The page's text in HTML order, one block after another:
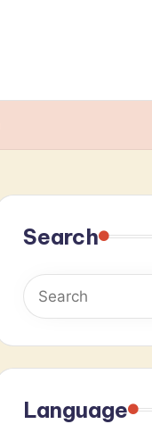
Search
Language